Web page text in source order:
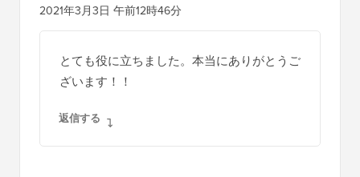
2021年3月3日 午前12時46分
とても役に立ちました。本当にありがとうご
ざいます！！
返信する